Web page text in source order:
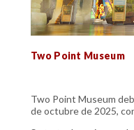
Two Point Museum
Two Point Museum
de octubre de 2025,